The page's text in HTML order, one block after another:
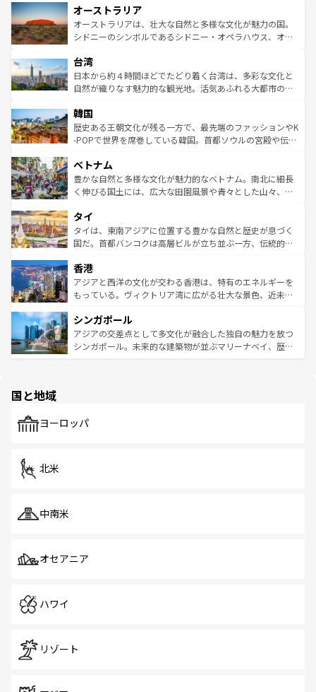
部のニューオーリンズでは、音楽と美食が融合した独特の
文化が魅力。旅行者はアメリカの各地域で異なる魅力を楽
しみながら、その多様性と豊かな歴史を感じることができ
ならではの贅沢な旅のスタイルだ。 なお、新着のアメリカ
情報はコンテンツ一覧を参照してほしい。
ワイ島は見逃せない。また、定番の観光地といえばオアフ
島だが、静かな自然を求めるならマウイ島やカウアイ島が
おすすめ。エメラルドグリーンに輝く海をはじめ、豊かな
れるおもてなしの心で訪れる人々を迎えてくれるハワイの
人々、おいしいローカルフードやハワイアンミュージッ
ク、伝統的なフラダンスなど、すべてがハワイの魅力を彩
ワイを、存分に味わってほしい。 なお、新着のハワイ情報
はコンテンツ一覧を参照してほしい。
オーストラリア
オーストラリアは、壮大な自然と多様な文化が魅力の国。
シドニーのシンボルであるシドニー・オペラハウス、オー
リアリーフや大陸中央部にそびえるウルル（エアーズロッ
ク）、タスマニアの美しい原生林やケアンズの熱帯雨林な
ど、見どころがたくさん。また、カフェやワイン、オージ
いる。アクティビティも充実しており、サーフィンやダイ
ビング、ハイキングなど、アウトドア好きにはたまらな
い。オーストラリアの多彩な魅力を存分に味わいつくそ
参照してほしい。
台湾
日本から約４時間ほどでたどり着く台湾は、多彩な文化と
自然が織りなす魅力的な観光地。活気あふれる大都市の台
ン）、静ひつな山岳地帯である台湾東部など、都市の喧騒
と山間の静けさが共存しており、訪れる人に新しい発見と
驚きをもたらしてくれる。また、奥深い台湾の食文化も魅
容にもいいと評判のスイーツなど、バラエティ豊かな料理
が味わえる。 なお、新着の台湾情報は コンテンツ一覧を参
照してほしい。
韓国
歴史ある王朝文化が残る一方で、最先端のファッションやK
-POPで世界を席巻している韓国。首都ソウルの宮殿や伝統
き、地方に足を延ばせば四季折々の自然美を楽しむことが
できる。そして、キムチや焼肉、絶品のストリートフード
まで、さまざまな韓国料理が待っている。夜には、韓国な
リティに包まれながら、韓国の多彩な魅力を心ゆくまで味
わってみてほしい。 なお、新着の韓国情報はコンテンツ一
覧を参照してほしい。
ベトナム
豊かな自然と多様な文化が魅力的なベトナム。南北に細長
く伸びる国土には、広大な田園風景や青々とした山々、世
急速な発展と共に伝統が息づく。ハノイの古い町並みやホ
ーチミン市のフランス統治時代の建物も、独特の雰囲気を
醸し出している。また、バラエティの豊かさとおいしさで
とつ。フォーやバインミー、ベトナムコーヒーなどは、ぜ
ひ現地で味わいたい。どの地域を訪れてもあたたかい人々
が旅行者を迎えてくれるので、きっと忘れられない旅にな
参照してほしい。
タイ
タイは、東南アジアに位置する豊かな自然と歴史が息づく
国だ。首都バンコクは高層ビルが立ち並ぶ一方、伝統的な
の活気が交差している。北部ではチェンマイなどの山岳地
帯で自然と触れ合い、南部ではプーケットやクラビの美し
いビーチでリゾート気分を楽しむことができる。タイ料理
激する。気候は一年中温暖で、どの季節にも異なる楽しみ
が待っている。親しみやすいタイの人々、仏教を中心とし
た文化、そして多様な観光資源が、訪れる旅人を魅了し続
香港
アジアと西洋の文化が交わる香港は、特有のエネルギーを
もっている。ヴィクトリア湾に広がる壮大な景色、近未来
み、どこを訪れても感動するはず。観光スポットが密集し
ており、効率よく見どころを回れるのも魅力。息をのむよ
うな絶景から文化的な体験まで、香港を存分に楽しみ尽く
シンガポール
アジアの交差点として多文化が融合した独自の魅力を放つ
シンガポール。未来的な建築物が並ぶマリーナベイ、歴史
で、ホーカーズは地元の風情を楽しめる外せないスポット
国と地域
ヨーロッパ
北米
中南米
オセアニア
ハワイ
リゾート